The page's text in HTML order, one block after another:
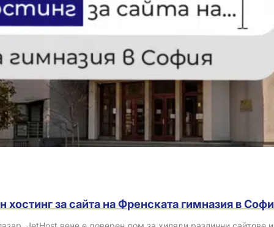
за сайта на Френската гимназия в